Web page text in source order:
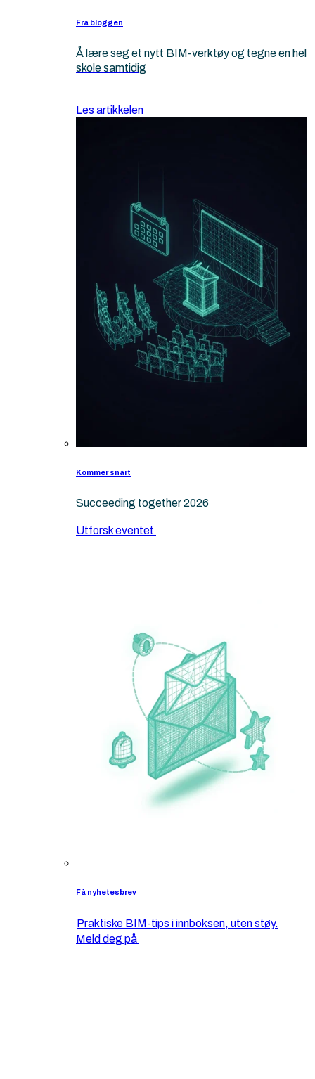
Fra bloggen
Å lære seg et nytt BIM-verktøy og tegne en hel
skole samtidig
Les artikkelen
Kommer snart
Succeeding together 2026
Utforsk eventet
Få nyhetesbrev
Praktiske BIM-tips i innboksen, uten støy.
Meld deg på